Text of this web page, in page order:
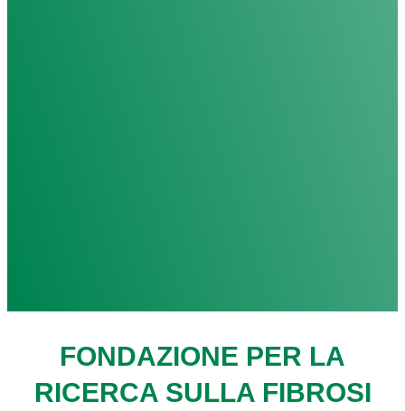
FONDAZIONE PER LA
RICERCA SULLA FIBROSI